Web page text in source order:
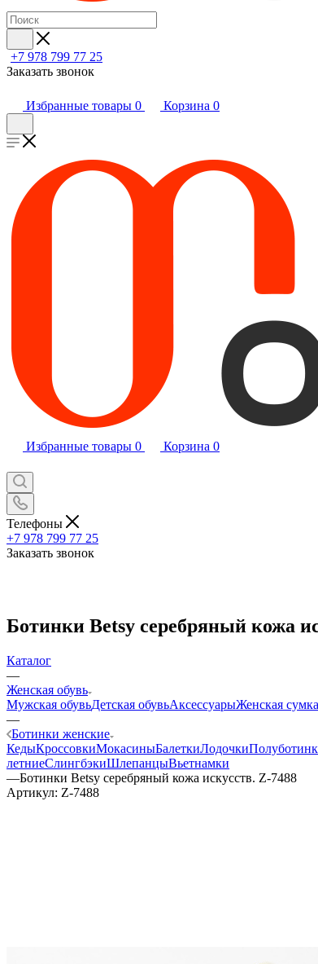
+7 978 799 77 25
Заказать звонок
Избранные товары 0 Корзина 0
Избранные товары 0 Корзина 0
Телефоны
+7 978 799 77 25
Заказать звонок
Ботинки Betsy серебряный кожа
Каталог
—
Женская обувь
Мужская обувьДетская обувьАксессуарыЖенская сумка
—
Ботинки женские
КедыКроссовкиМокасиныБалеткиЛодочки
летниеСлингбэкиШлепанцыВьетнамки
—Ботинки Betsy серебряный кожа искусств. Z-7488
Артикул: Z-7488